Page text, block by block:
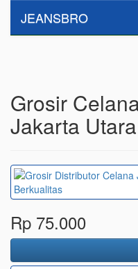
JEANSBRO
Grosir
Jakarta Utara
Rp 75.000